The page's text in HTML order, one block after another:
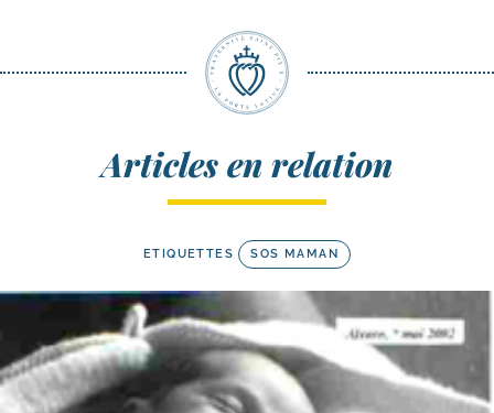
Articles en relation
ETIQUETTES SOS MAMAN